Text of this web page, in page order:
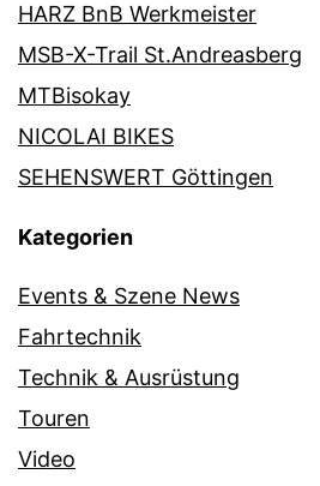
HARZ BnB Werkmeister
MSB-X-Trail St.Andreasberg
MTBisokay
NICOLAI BIKES
SEHENSWERT Göttingen
Kategorien
Events & Szene News
Fahrtechnik
Technik & Ausrüstung
Touren
Video